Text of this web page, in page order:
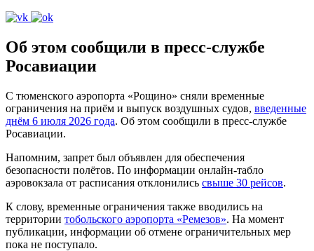
Об этом сообщили в пресс-службе
Росавиации
С тюменского аэропорта «Рощино» сняли временные
ограничения на приём и выпуск воздушных судов, введенные
днём 6 июля 2026 года. Об этом сообщили в пресс-службе
Росавиации.
Напомним, запрет был объявлен для обеспечения
безопасности полётов. По информации онлайн-табло
аэровокзала от расписания отклонились свыше 30 рейсов.
К слову, временные ограничения также вводились на
территории тобольского аэропорта «Ремезов». На момент
публикации, информации об отмене ограничительных мер
пока не поступало.